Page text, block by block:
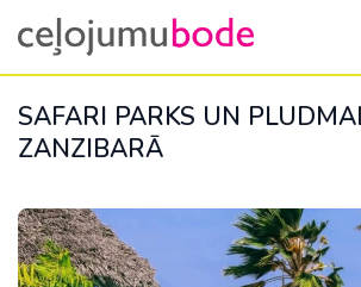
SAFARI PARKS UN
ZANZIBARĀ